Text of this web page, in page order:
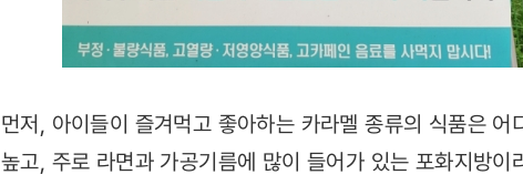
먼저, 아이들이 즐겨먹고 좋아하는 카라멜 종류의 식품은
높고, 주로 라면과 가공기름에 많이 들어가 있는 포화지방